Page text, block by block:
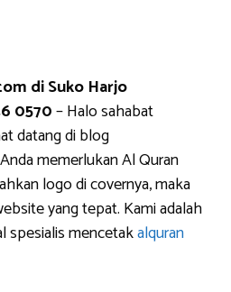
di Suko Harjo
0570– Halo sahabat
datang di blog
memerlukan Al Quran
logo di covernya, maka
yang tepat. Kami adalah
spesialis mencetakalquran